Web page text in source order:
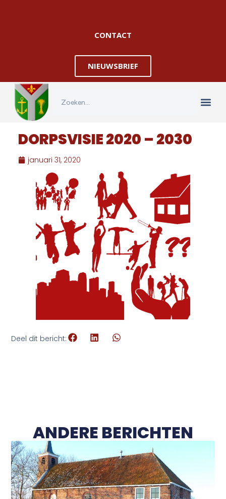
CONTACT
NIEUWSBRIEF
DORPSVISIE 2020 – 2030
januari 31, 2020
Deel dit bericht:
ANDERE BERICHTEN